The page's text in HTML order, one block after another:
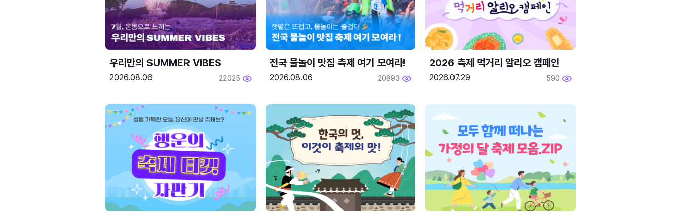
우리만의 SUMMER VIBES
2026.08.06 22025
전국 물놀이 맛집 축제 여기 모여라!
2026.08.06 20893
2026 축제 먹거리 알리오 캠페인
2026.07.29 590